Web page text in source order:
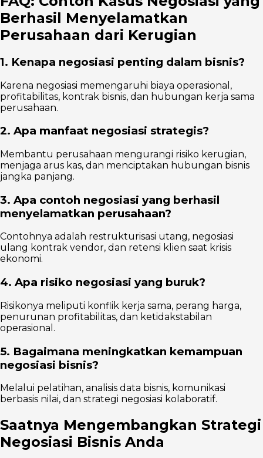
Berhasil Menyelamatkan
Perusahaan dari Kerugian
1. Kenapa negosiasi penting dalam bisnis?
Karena negosiasi memengaruhi biaya operasional,
profitabilitas, kontrak bisnis, dan hubungan kerja sama
perusahaan.
2. Apa manfaat negosiasi strategis?
Membantu perusahaan mengurangi risiko kerugian,
menjaga arus kas, dan menciptakan hubungan bisnis
jangka panjang.
3. Apa contoh negosiasi yang berhasil
menyelamatkan perusahaan?
Contohnya adalah restrukturisasi utang, negosiasi
ulang kontrak vendor, dan retensi klien saat krisis
ekonomi.
4. Apa risiko negosiasi yang buruk?
Risikonya meliputi konflik kerja sama, perang harga,
penurunan profitabilitas, dan ketidakstabilan
operasional.
5. Bagaimana meningkatkan kemampuan
negosiasi bisnis?
Melalui pelatihan, analisis data bisnis, komunikasi
berbasis nilai, dan strategi negosiasi kolaboratif.
Saatnya Mengembangkan Strategi
Negosiasi Bisnis Anda